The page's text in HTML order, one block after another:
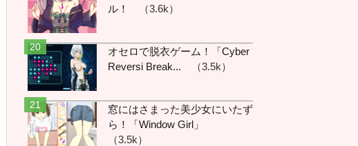
わら猫 :おじさん構文
す :
蓮 :ん－ん家で歌ってたの
w
華蓮 :
晴喜 :何故唇！？
わら猫 :晴喜vs
す : カラオケ行ったんです
ル！
（3.6k）
オセロで脱衣ゲーム！「Cyber
Reversi Break... （3.5k）
窓にはさまった美少女にいたず
ら！「Window Girl」
（3.5k）